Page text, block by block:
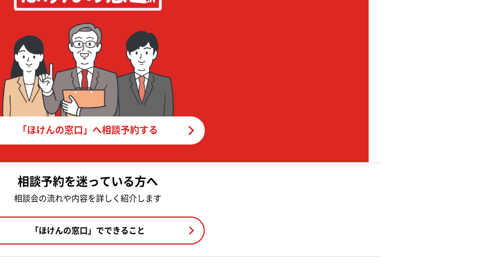
「ほけんの窓口」へ相談予約する
相談予約を迷っている方へ
相談会の流れや内容を詳しく紹介します
「ほけんの窓口」でできること